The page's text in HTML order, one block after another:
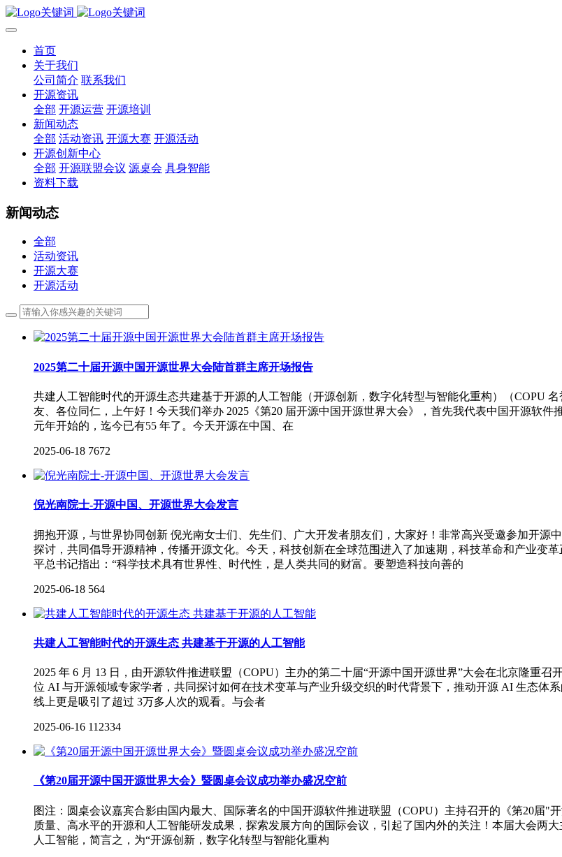
首页
关于我们
公司简介 联系我们
开源资讯
全部 开源运营 开源培训
新闻动态
全部 活动资讯 开源大赛 开源活动
开源创新中心
全部 开源联盟会议 源桌会 具身智能
资料下载
新闻动态
全部
活动资讯
开源大赛
开源活动
2025第二十届开源中国开源世界大会陆首群主席开场报告
共建人工智能时代的开源生态共建基于开源的人工智能（开源创新，数字化转型与智能化重构）（COPU
友、各位同仁，上午好！今天我们举办 2025《第20 届开源中国开源世界大会》，首先我代表中国开源软
元年开始的，迄今已有55 年了。今天开源在中国、在
2025-06-18 7672
倪光南院士-开源中国、开源世界大会发言
拥抱开源，与世界协同创新 倪光南女士们、先生们、广大开发者朋友们，大家好！非常高兴受邀参加开源
探讨，共同倡导开源精神，传播开源文化。今天，科技创新在全球范围进入了加速期，科技革命和产业变
平总书记指出：“科学技术具有世界性、时代性，是人类共同的财富。要塑造科技向善的
2025-06-18 564
共建人工智能时代的开源生态 共建基于开源的人工智能
2025 年 6 月 13 日，由开源软件推进联盟（COPU）主办的第二十届“开源中国开源世界”大会在北京隆重
位 AI 与开源领域专家学者，共同探讨如何在技术变革与产业升级交织的时代背景下，推动开源 AI 生态体
线上更是吸引了超过 3万多人次的观看。与会者
2025-06-16 112334
《第20届开源中国开源世界大会》暨圆桌会议成功举办盛况空前
图注：圆桌会议嘉宾合影由国内最大、国际著名的中国开源软件推进联盟（COPU）主持召开的《第20届
质量、高水平的开源和人工智能研发成果，探索发展方向的国际会议，引起了国内外的关注！本届大会两
人工智能，简言之，为“开源创新，数字化转型与智能化重构